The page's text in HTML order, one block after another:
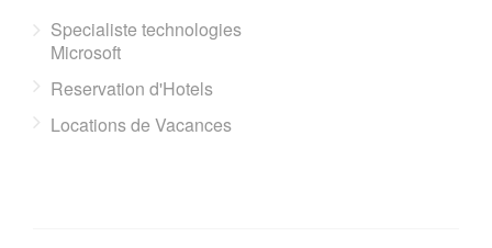
Specialiste technologies
Microsoft
Reservation d'Hotels
Locations de Vacances